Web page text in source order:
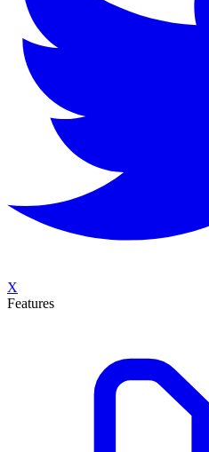
X
Features